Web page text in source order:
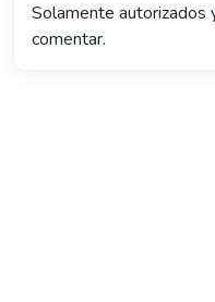
Solamente autorizados
comentar.